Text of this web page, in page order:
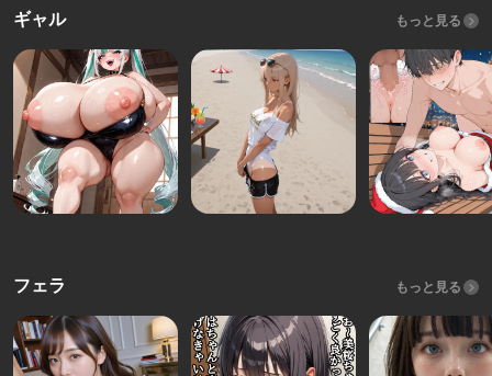
ギャル もっと見る
フェラ もっと見る